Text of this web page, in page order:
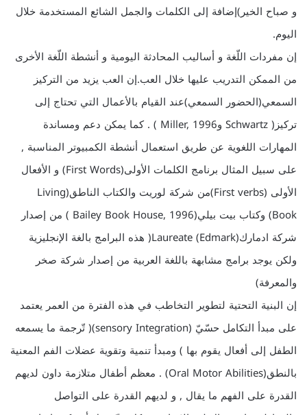
و صباح الخير)إضافة إلى الكلمات والجمل الشائع المستخدمة خلال
اليوم.
إن مفردات اللّغة و أساليب المحادثة اليومية و أنشطة اللّغة الأخرى
من الممكن التدريب عليها خلال العب.إن العب يزيد من التركيز
السمعي(الحضور السمعي)عند القيام بالأعمال التي تحتاج إلى
تركيز( Schwartz وMiller, 1996 ) . كما يمكن دعم ومساندة
المهارات اللغوية عن طريق استعمال أنشطة الكمبيوتر المناسبة ,
على سبيل المثال برنامج الكلمات الأولى(First Words) و الأفعال
الأولى (First verbs)من شركة لوريت والكتاب الناطق(Living
Book) وكتاب بيت بيلي(Bailey Book House, 1996 ) من إصدار
شركة ادمارك(Edmark) Laureate( هذه البرامج بالغة الإنجليزية
ولكن يوجد برامج مشابهة باللغة العربية من إصدار شركة صخر
والمعرفة)
إن البنية التحتية لتطوير التخاطب في هذه الفترة من العمر يعتمد
على مبدأ التكامل حسّيّ (sensory Integration)( تّرجمة ما يسمعه
الطفل إلى أفعال يقوم بها ) ومبدأ تنمية وتقوية عضلات الفم المعنية
بالنطق(Oral Motor Abilities) . معظم أطفال متلازمة داون لديهم
القدرة على الفهم ما يقال , و لديهم القدرة على التواصل